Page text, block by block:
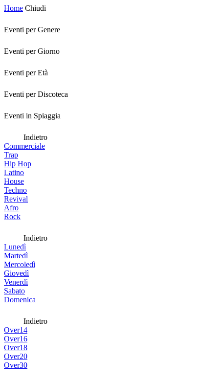
Home Chiudi
Eventi per Genere
Eventi per Giorno
Eventi per Età
Eventi per Discoteca
Eventi in Spiaggia
Indietro
Commerciale
Trap
Hip Hop
Latino
House
Techno
Revival
Afro
Rock
Indietro
Lunedì
Martedì
Mercoledì
Giovedì
Venerdì
Sabato
Domenica
Indietro
Over14
Over16
Over18
Over20
Over30